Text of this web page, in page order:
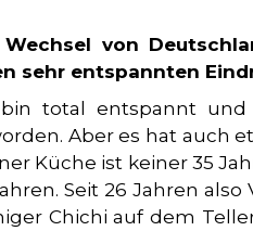
Wechsel von
sehr entspannten
total entspannt und
Aber es hat auch
Küche ist keiner 35
Seit 26 Jahren
Chichi auf dem